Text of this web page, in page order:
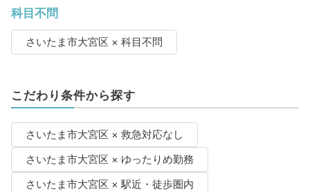
科目不問
さいたま市大宮区 × 科目不問
こだわり条件から探す
さいたま市大宮区 × 救急対応なし
さいたま市大宮区 × ゆったりめ勤務
さいたま市大宮区 × 駅近・徒歩圏内